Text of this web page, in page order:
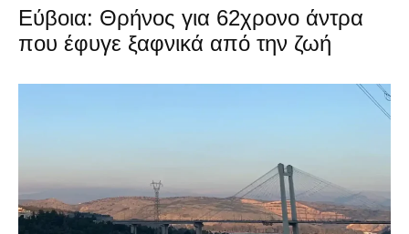
Εύβοια: Θρήνος για 62χρονο άντρα
που έφυγε ξαφνικά από την ζωή